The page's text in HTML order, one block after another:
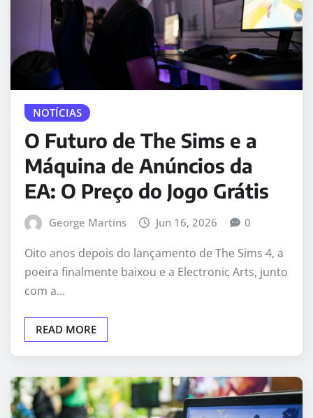
NOTÍCIAS
O Futuro de The Sims e a
Máquina de Anúncios da
EA: O Preço do Jogo Grátis
George Martins Jun 16, 2026 0
Oito anos depois do lançamento de The Sims 4, a
poeira finalmente baixou e a Electronic Arts, junto
com a…
READ MORE